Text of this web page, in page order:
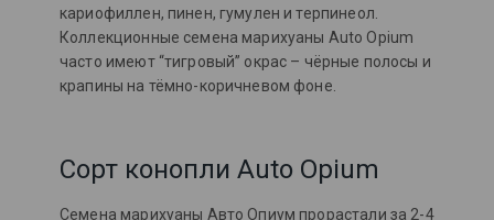
кариофиллен, пинен, гумулен и терпинеол.
Коллекционные семена марихуаны Auto Opium
часто имеют “тигровый” окрас – чёрные полосы и
крапины на тёмно-коричневом фоне.
Сорт конопли Auto Opium
Семена марихуаны Авто Опиум прорастали за 2-4